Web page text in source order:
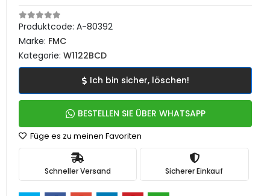
Produktcode: A-80392
Marke: FMC
Kategorie: W1122BCD
Ich bin sicher, löschen!
BESTELLEN SIE ÜBER WHATSAPP
Füge es zu meinen Favoriten
Schneller Versand Sicherer Einkauf